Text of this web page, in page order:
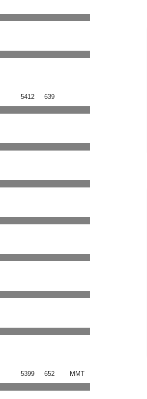
5412
639
5399 652
MMT